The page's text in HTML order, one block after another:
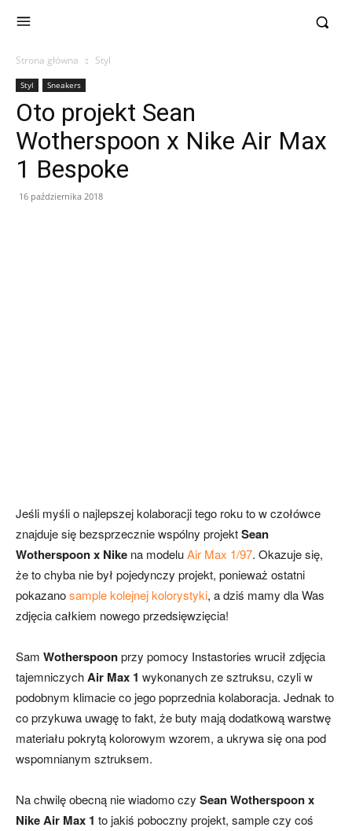
Strona główna Styl
Styl Sneakers
Oto projekt Sean
Wotherspoon x Nike Air Max
1 Bespoke
16 października 2018
Jeśli myśli o najlepszej kolaboracji tego roku to w czołówce
znajduje się bezsprzecznie wspólny projektSean
Wotherspoon x Nike na modeluAir Max 1/97. Okazuje się,
że to chyba nie był pojedynczy projekt, ponieważ ostatni
pokazanosample kolejnej kolorystyki, a dziś mamy dla Was
zdjęcia całkiem nowego przedsięwzięcia!
Sam Wotherspoonprzy pomocy Instastories wrucił zdjęcia
tajemniczychAir Max 1 wykonanych ze sztruksu, czyli w
podobnym klimacie co jego poprzednia kolaboracja. Jednak to
co przykuwa uwagę to fakt, że buty mają dodatkową warstwę
materiału pokrytą kolorowym wzorem, a ukrywa się ona pod
wspomnianym sztruksem.
Na chwilę obecną nie wiadomo czy Sean Wotherspoon x
Nike Air Max 1 to jakiś poboczny projekt, sample czy coś